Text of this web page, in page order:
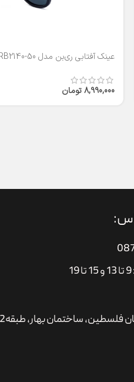
عینک آفتابی ری‌بن مدل RB2140-50
8,990,000 تومان
فلسطین،‌ ساختمان بهار، طبقه2